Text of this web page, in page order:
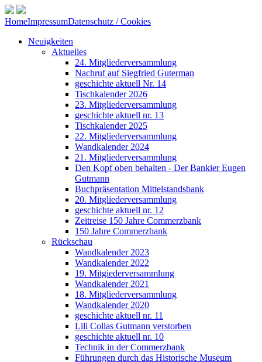
HomeImpressumDatenschutz / Cookies
Neuigkeiten
Aktuelles
24. Mitgliederversammlung
Nachruf auf Siegfried Guterman
geschichte aktuell Nr. 14
Tischkalender 2026
23. Mitgliederversammlung
geschichte aktuell nr. 13
Tischkalender 2025
22. Mitgliederversammlung
Wandkalender 2024
21. Mitgliederversammlung
Den Kopf oben behalten - Der Bankier Eugen
Gutmann
Buchpräsentation Mittelstandsbank
20. Mitgliederversammlung
geschichte aktuell nr. 12
Zeitreise 150 Jahre Commerzbank
150 Jahre Commerzbank
Rückschau
Wandkalender 2023
Wandkalender 2022
19. Mitgiederversammlung
Wandkalender 2021
18. Mitgliederversammlung
Wandkalender 2020
geschichte aktuell nr. 11
Lili Collas Gutmann verstorben
geschichte aktuell nr. 10
Technik in der Commerzbank
Führungen durch das Historische Museum